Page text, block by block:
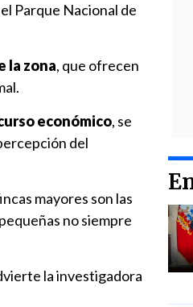
Parque Nacional de
la zona, que ofrecen
económico, se
del
mayores son las
no siempre
la investigadora